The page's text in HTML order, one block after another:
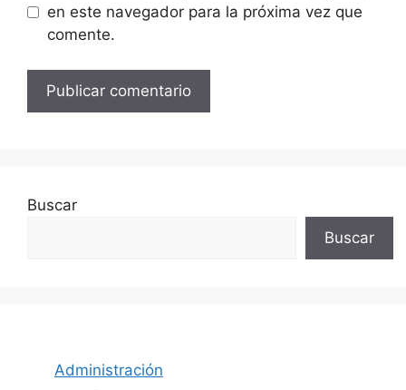
en este navegador para la próxima vez que
comente.
Buscar
Buscar
Administración